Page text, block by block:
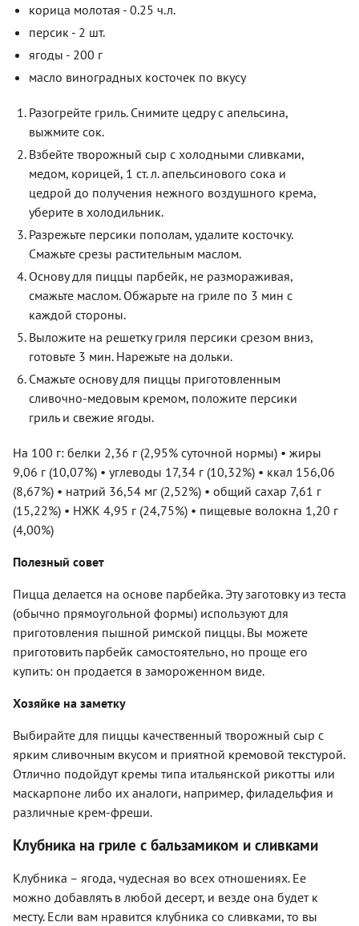
корица молотая - 0.25 ч.л.
персик - 2 шт.
ягоды - 200 г
масло виноградных косточек по вкусу
Разогрейте гриль. Снимите цедру с апельсина,
выжмите сок.
Взбейте творожный сыр с холодными сливками,
медом, корицей, 1 ст. л. апельсинового сока и
цедрой до получения нежного воздушного крема,
уберите в холодильник.
Разрежьте персики пополам, удалите косточку.
Смажьте срезы растительным маслом.
Основу для пиццы парбейк, не размораживая,
смажьте маслом. Обжарьте на гриле по 3 мин с
каждой стороны.
Выложите на решетку гриля персики срезом вниз,
готовьте 3 мин. Нарежьте на дольки.
Смажьте основу для пиццы приготовленным
сливочно-медовым кремом, положите персики
гриль и свежие ягоды.
На 100 г: белки 2,36 г (2,95% суточной нормы) • жиры
9,06 г (10,07%) • углеводы 17,34 г (10,32%) • ккал 156,06
(8,67%) • натрий 36,54 мг (2,52%) • общий сахар 7,61 г
(15,22%) • НЖК 4,95 г (24,75%) • пищевые волокна 1,20 г
(4,00%)
Полезный совет
Пицца делается на основе парбейка. Эту заготовку из теста
(обычно прямоугольной формы) используют для
приготовления пышной римской пиццы. Вы можете
приготовить парбейк самостоятельно, но проще его
купить: он продается в замороженном виде.
Хозяйке на заметку
Выбирайте для пиццы качественный творожный сыр с
ярким сливочным вкусом и приятной кремовой текстурой.
Отлично подойдут кремы типа итальянской рикотты или
маскарпоне либо их аналоги, например, филадельфия и
различные крем-фреши.
Клубника на гриле с бальзамиком и сливками
Клубника – ягода, чудесная во всех отношениях. Ее
можно добавлять в любой десерт, и везде она будет к
месту. Если вам нравится клубника со сливками, то вы